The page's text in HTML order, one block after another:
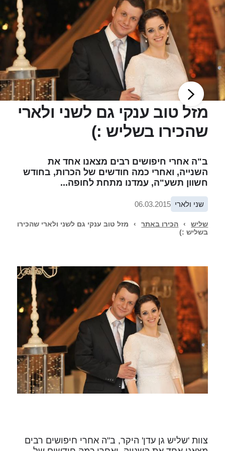
מזל טוב ענקי גם לשני ולארי
שהכירו בשליש :)
ב"ה אחרי חיפושים רבים מצאנו אחד את
השנייה, ואחרי כמה חודשים של הכרות, בחודש
חשוון תשע"ה, עמדנו מתחת לחופה...
שני ולארי 06.03.2015
שליש › הכירו באתר ›
מזל טוב ענקי גם לשני ולארי שהכירו
בשליש :)
צוות 'שליש גן עדן' היקר, ב"ה אחרי חיפושים רבים